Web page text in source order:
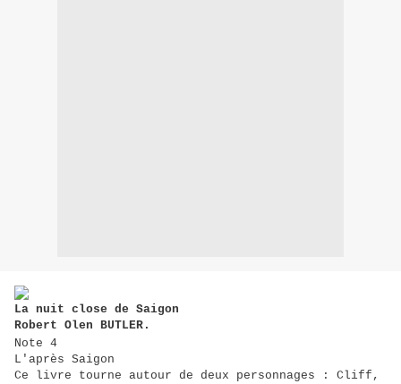
La nuit close de Saigon
Robert Olen BUTLER.
Note 4
L'après Saigon
Ce livre tourne autour de deux personnages : Cliff,